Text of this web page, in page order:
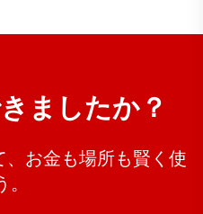
ましたか？
お金も場所も賢く使
。